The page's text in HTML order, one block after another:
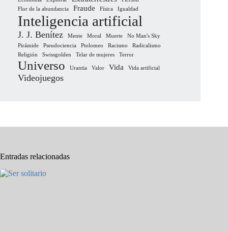
Flor de la abundancia
Fraude Física Igualdad
Inteligencia artificial
J. J. Benítez Mente Moral Muerte
No Man's Sky
Pirámide
Pseudociencia Ptolomeo Racismo
Radicalismo
Religión
Swissgolden Telar de mujeres Terror
Universo Urantia Valor Vida Vida artificial
Videojuegos
Entradas relacionadas